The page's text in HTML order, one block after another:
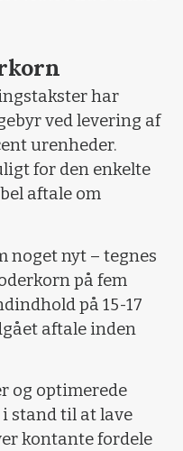
har
ved levering af
urenheder.
for den enkelte
aftale om
noget nyt – tegnes
på fem
på 15-17
aftale inden
og optimerede
stand til at lave
kontante fordele